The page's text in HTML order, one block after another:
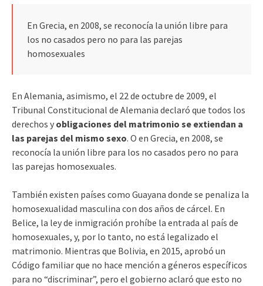
En Grecia, en 2008, se reconocía la unión libre para
los no casados pero no para las parejas
homosexuales
En Alemania, asimismo, el 22 de octubre de 2009, el
Tribunal Constitucional de Alemania declaró que todos los
derechos y obligaciones del matrimonio se extiendan a
las parejas del mismo sexo. O en Grecia, en 2008, se
reconocía la unión libre para los no casados pero no para
las parejas homosexuales.
También existen países como Guayana donde se penaliza la
homosexualidad masculina con dos años de cárcel. En
Belice, la ley de inmigración prohíbe la entrada al país de
homosexuales, y, por lo tanto, no está legalizado el
matrimonio. Mientras que Bolivia, en 2015, aprobó un
Código familiar que no hace mención a géneros específicos
para no “discriminar”, pero el gobierno aclaró que esto no